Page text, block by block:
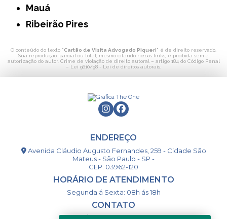
Mauá
Ribeirão Pires
O conteúdo do texto "Cartão de Visita Advogado Piqueri" é de direito reservado.
Sua reprodução, parcial ou total, mesmo citando nossos links, é proibida sem a
autorização do autor. Crime de violação de direito autoral – artigo 184 do Código Penal
– Lei 9610/98 - Lei de direitos autorais
ENDEREÇO
Avenida Cláudio Augusto Fernandes, 259 - Cidade São
Mateus - São Paulo - SP -
CEP: 03962-120
HORÁRIO DE ATENDIMENTO
Segunda á Sexta: 08h ás 18h
CONTATO